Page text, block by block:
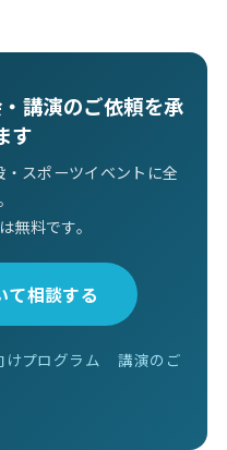
講演のご依頼を承
す
スポーツイベントに全
無料です。
て相談する
けプログラム
講演のご